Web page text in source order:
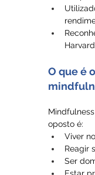
O que é
oposto é:
Viver
Reagir
Ser